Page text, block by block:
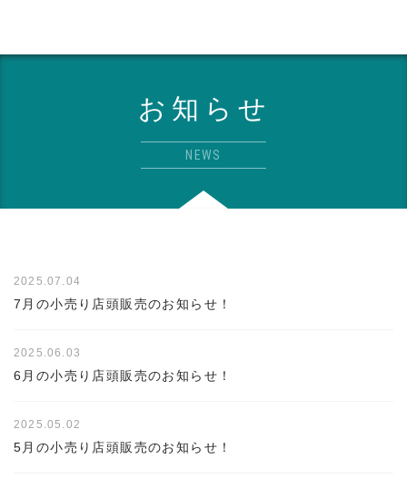
お知らせ
NEWS
2025.07.04
7月の小売り店頭販売のお知らせ！
2025.06.03
6月の小売り店頭販売のお知らせ！
2025.05.02
5月の小売り店頭販売のお知らせ！